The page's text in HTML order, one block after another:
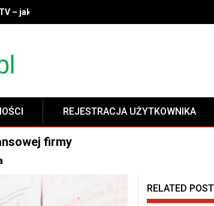
– jak wybrać idealny model do swojego wnętrza?
REJESTRACJA UŻYTKOWNIKA
firmy
RELATED POST